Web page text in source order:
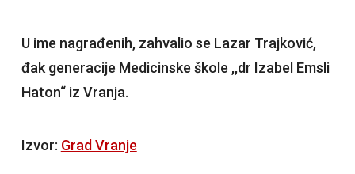
U ime nagrađenih, zahvalio se Lazar Trajković,
đak generacije Medicinske škole ,,dr Izabel Emsli
Haton“ iz Vranja.
Izvor: Grad Vranje